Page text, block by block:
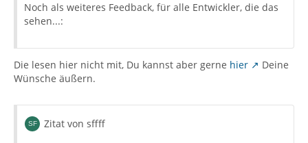
Noch als weiteres Feedback, für alle Entwickler, die das
sehen...:
Die lesen hier nicht mit, Du kannst aber gerne hier
Deine
Wünsche äußern.
Zitat von sffff